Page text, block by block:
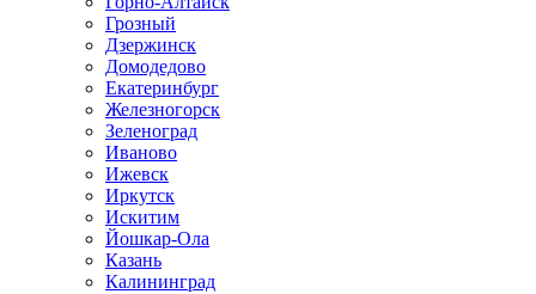
Грозный
Дзержинск
Домодедово
Екатеринбург
Железногорск
Зеленоград
Иваново
Ижевск
Иркутск
Искитим
Йошкар-Ола
Казань
Калининград